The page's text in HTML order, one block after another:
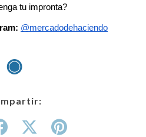
tu impronta?
@mercadodehaciendo
◉